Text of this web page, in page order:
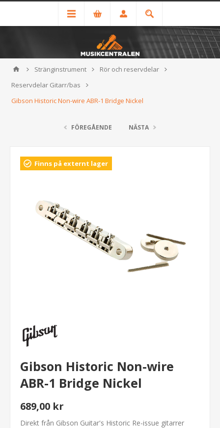
Stränginstrument
Rör och reservdelar
Reservdelar Gitarr/bas
Gibson Historic Non-wire ABR-1 Bridge Nickel
FÖREGÅENDE NÄSTA
Finns på externt lager
Gibson Historic Non-wire
ABR-1 Bridge Nickel
689,00 kr
Direkt från Gibson Guitar's Historic Re-issue gitarrer